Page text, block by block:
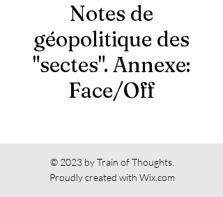
Notes de
géopolitique des
"sectes". Annexe:
Face/Off
© 2023 by Train of Thoughts.
Proudly created with Wix.com